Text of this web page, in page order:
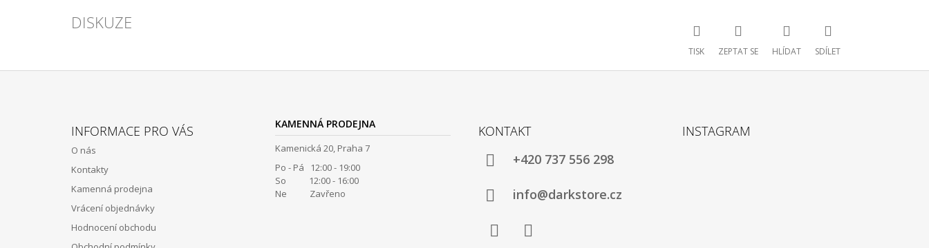
DISKUZE
TISK ZEPTAT SE HLÍDAT SDÍLET
INFORMACE PRO VÁS
O nás
Kontakty
Kamenná prodejna
Vrácení objednávky
Hodnocení obchodu
KAMENNÁ PRODEJNA
Kamenická 20, Praha 7
Po - Pá 12:00 - 19:00
So 12:00 - 16:00
Ne Zavřeno
KONTAKT
+420 737 556 298
info@darkstore.cz
INSTAGRAM